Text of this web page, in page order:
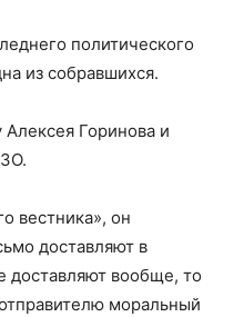
политического
из собравшихся.
Алексея Горинова и
вестника», он
доставляют в
доставляют вообще, то
моральный